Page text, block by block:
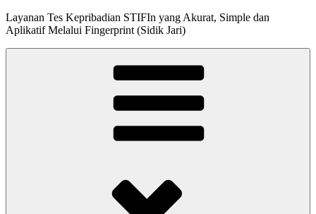
Layanan Tes Kepribadian STIFIn yang Akurat, Simple dan
Aplikatif Melalui Fingerprint (Sidik Jari)